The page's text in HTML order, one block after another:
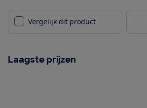
Vergelijk dit product
Laagste prijzen